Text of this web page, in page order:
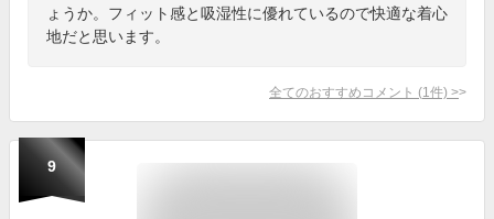
ょうか。フィット感と吸湿性に優れているので快適な着心
地だと思います。
全てのおすすめコメント (1 件) >
9